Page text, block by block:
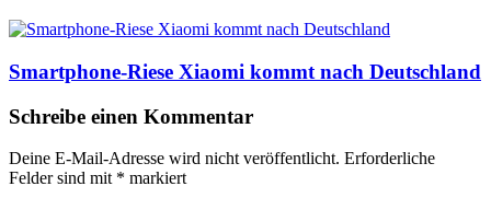
Smartphone-Riese Xiaomi kommt nach Deutschland
Schreibe einen Kommentar
Deine E-Mail-Adresse wird nicht veröffentlicht. Erforderliche
Felder sind mit * markiert